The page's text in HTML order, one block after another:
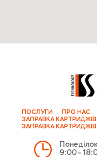
9:00 –
ПОСЛУГИ ПРО НАС
ЗАПРАВКА КАРТРИДЖІВ
ЗАПРАВКА